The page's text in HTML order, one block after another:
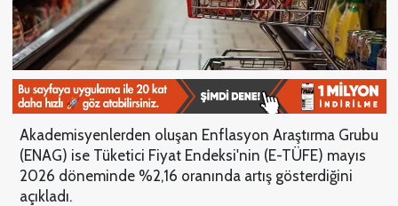
Akademisyenlerden oluşan Enflasyon Araştırma Grubu
(ENAG) ise Tüketici Fiyat Endeksi'nin (E-TÜFE) mayıs
2026 döneminde %2,16 oranında artış gösterdiğini
açıkladı.